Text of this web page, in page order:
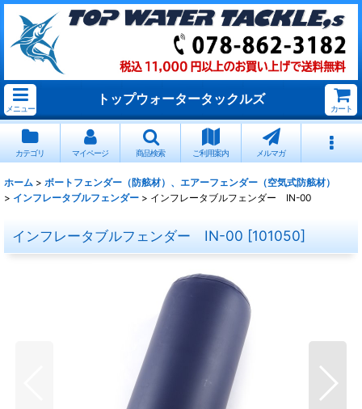
メニュー
トップウォータータックルズ
カート
カテゴリ マイページ 商品検索 ご利用案内 メルマガ
ホーム > ボートフェンダー（防舷材）、エアーフェンダー（空気式防舷材）
> インフレータブルフェンダー > インフレータブルフェンダー IN-00
インフレータブルフェンダー IN-00 [101050]